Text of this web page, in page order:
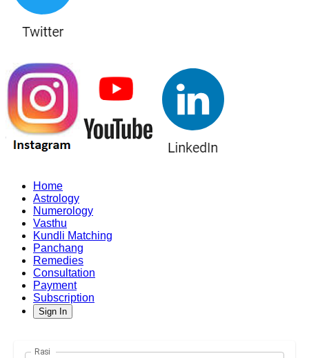
Home
Astrology
Numerology
Vasthu
Kundli Matching
Panchang
Remedies
Consultation
Payment
Subscription
Sign In
Rasi